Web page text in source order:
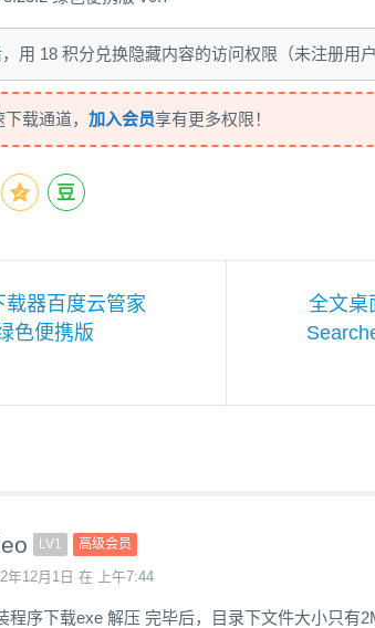
，用 18 积分兑换隐藏内容的访问权限（未注册用
载通道， 加入会员享有更多权限！
载器百度云管家
色便携版
全文桌
LV1 高级会员
年12月1日 在 上午7:44
程序下载exe 解压 完毕后，目录下文件大小只有